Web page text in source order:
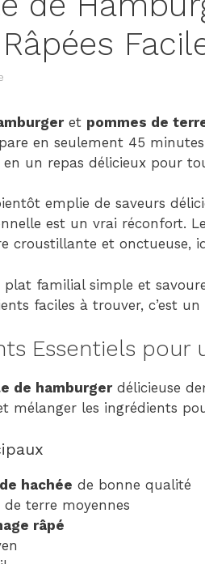
et pommes de
en seulement 45
un repas délicieux pour
emplie de saveurs
est un vrai réconfort.
croustillante et onctueuse,
plat familial simple et
faciles à trouver, c’est
Essentiels pour
de hamburgerdélicieuse
mélanger les ingrédients
hachée de bonne qualité
terre moyennes
râpé